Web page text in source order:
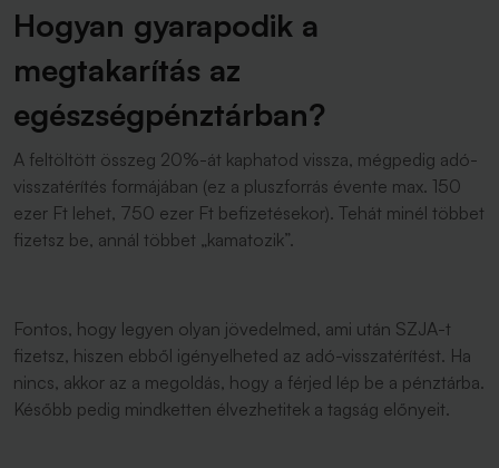
Hogyan gyarapodik a
megtakarítás az
egészségpénztárban?
A feltöltött összeg 20%-át kaphatod vissza, mégpedig adó-
visszatérítés formájában (ez a pluszforrás évente max. 150
ezer Ft lehet, 750 ezer Ft befizetésekor). Tehát minél többet
fizetsz be, annál többet „kamatozik”.
Fontos, hogy legyen olyan jövedelmed, ami után SZJA-t
fizetsz, hiszen ebből igényelheted az adó-visszatérítést. Ha
nincs, akkor az a megoldás, hogy a férjed lép be a pénztárba.
Később pedig mindketten élvezhetitek a tagság előnyeit.